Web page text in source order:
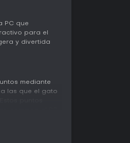
PC que
para el
y divertida
mediante
las que el gato
ignora